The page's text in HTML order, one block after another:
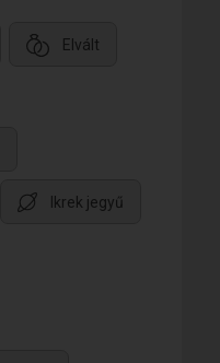
Elvált
Ikrek jegyű